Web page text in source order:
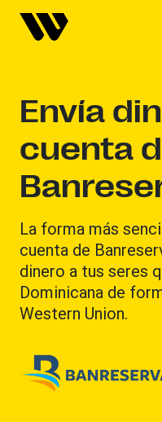
Envía
cuenta
La forma más
cuenta de
dinero a tus seres
Dominicana de
Western Union.